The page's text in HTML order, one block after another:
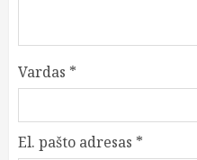
Vardas *
El. pašto adresas *